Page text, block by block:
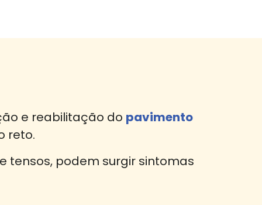
e reabilitação do pavimento
reto.
tensos, podem surgir sintomas